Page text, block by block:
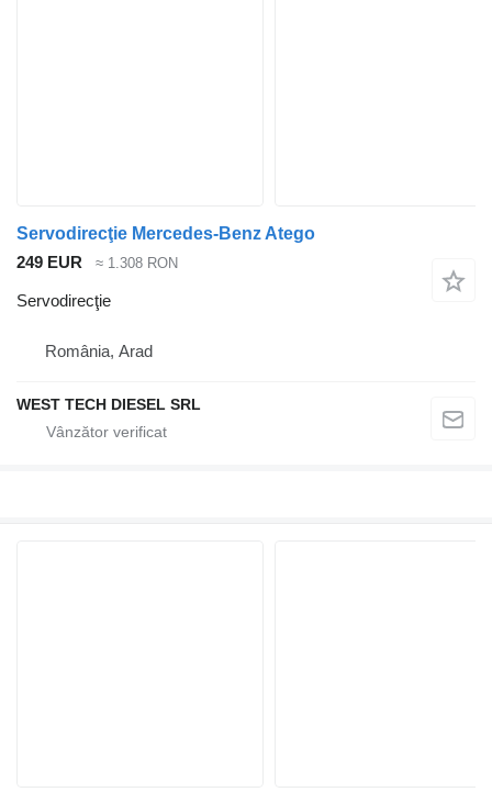
Servodirecţie Mercedes-Benz Atego
249 EUR
≈ 1.308 RON
Servodirecţie
România, Arad
WEST TECH DIESEL SRL